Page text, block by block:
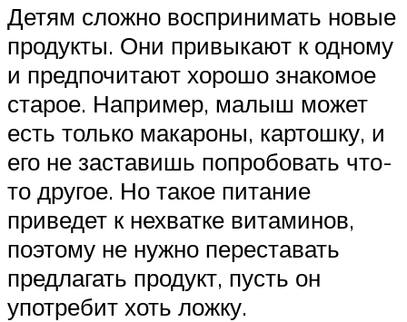
Детям сложно воспринимать новые
продукты. Они привыкают к одному
и предпочитают хорошо знакомое
старое. Например, малыш может
есть только макароны, картошку, и
его не заставишь попробовать что-
то другое. Но такое питание
приведет к нехватке витаминов,
поэтому не нужно переставать
предлагать продукт, пусть он
употребит хоть ложку.